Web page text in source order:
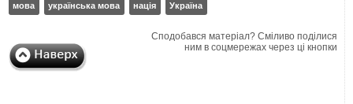
мова українська мова нація Україна
Сподобався матеріал? Сміливо поділися
ним в соцмережах через ці кнопки